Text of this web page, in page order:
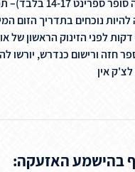
תמוקם במסלול הריצה.
נוכחים בתדריך הזום
חזה ורישום כנדרש,
אין
בהישמע האזעקה: